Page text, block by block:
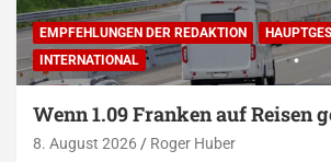
EMPFEHLUNGEN DER REDAKTION
INTERNATIONAL
Wenn 1.09 Franken auf Reisen
8. August 2026 Roger Huber